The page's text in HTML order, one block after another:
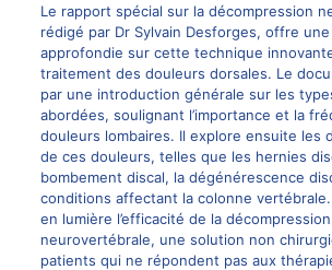
Le rapport spécial sur la décompression
rédigé par Dr Sylvain Desforges, offre une
approfondie sur cette technique
traitement des douleurs dorsales. Le
par une introduction générale sur les
abordées, soulignant l’importance et la
douleurs lombaires. Il explore ensuite les
de ces douleurs, telles que les hernies
bombement discal, la dégénérescence
conditions affectant la colonne
en lumière l’efficacité de la décompression
neurovertébrale, une solution non
patients qui ne répondent pas aux